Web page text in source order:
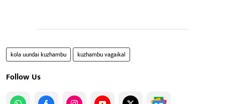
kola uundai kuzhambu kuzhambu vagaikal
Follow Us